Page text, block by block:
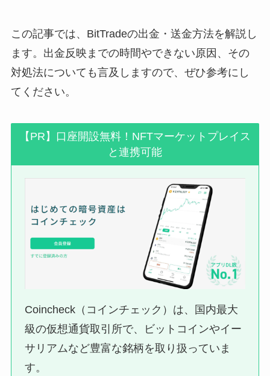
この記事では、BitTradeの出金・送金方法を解説し
ます。出金反映までの時間やできない原因、その
対処法についても言及しますので、ぜひ参考にし
てください。
【PR】口座開設無料！NFTマーケットプレイス
と連携可能
Coincheck（コインチェック）は、国内最大
級の仮想通貨取引所で、ビットコインやイー
サリアムなど豊富な銘柄を取り扱っていま
す。